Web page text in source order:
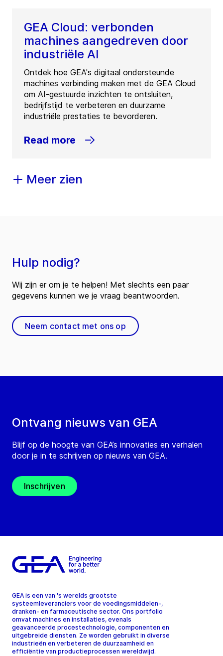
GEA Cloud: verbonden
machines aangedreven door
industriële AI
Ontdek hoe GEA's digitaal ondersteunde
machines verbinding maken met de GEA Cloud
om AI-gestuurde inzichten te ontsluiten,
bedrijfstijd te verbeteren en duurzame
industriële prestaties te bevorderen.
Read more
Meer zien
Ontvang nieuws van GEA
Blijf op de hoogte van GEA’s innovaties en verhalen
door je in te schrijven op nieuws van GEA.
Inschrijven
Hulp nodig?
Wij zijn er om je te helpen! Met slechts een paar
gegevens kunnen we je vraag beantwoorden.
Neem contact met ons op
GEA is een van 's werelds grootste
systeemleveranciers voor de voedingsmiddelen-,
dranken- en farmaceutische sector. Ons portfolio
omvat machines en installaties, evenals
geavanceerde procestechnologie, componenten en
uitgebreide diensten. Ze worden gebruikt in diverse
industrieën en verbeteren de duurzaamheid en
efficiëntie van productieprocessen wereldwijd.